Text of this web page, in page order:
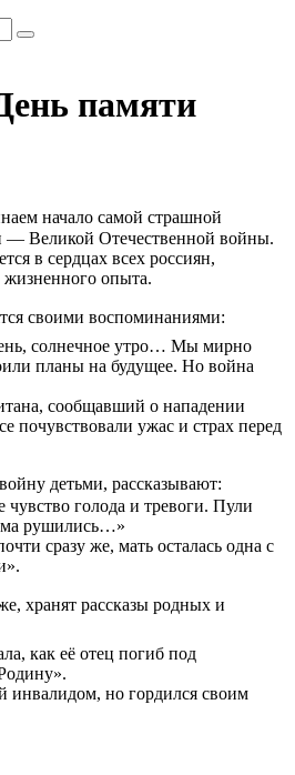
памяти
начало самой страшной
— Великой Отечественной войны.
в сердцах всех россиян,
жизненного опыта.
своими воспоминаниями:
солнечное утро… Мы мирно
планы на будущее. Но война
сообщавший о нападении
почувствовали ужас и страх перед
детьми, рассказывают:
чувство голода и тревоги. Пули
рушились…»
сразу же, мать осталась одна с
хранят рассказы родных и
как её отец погиб под
инвалидом, но гордился своим